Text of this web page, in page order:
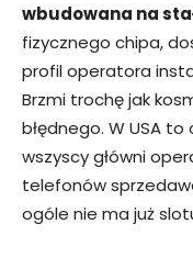
wbudowana na
fizycznego chipa,
profil operatora
Brzmi trochę jak
błędnego. W USA
wszyscy główni
telefonów
ogóle nie ma już